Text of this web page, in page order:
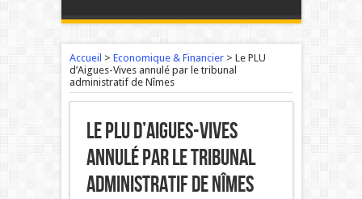
Accueil > Economique & Financier> Le PLU
d’Aigues-Vives annulé par le tribunal
administratif de Nîmes
Le PLU d’Aigues-Vives
annulé par le tribunal
administratif de Nîmes